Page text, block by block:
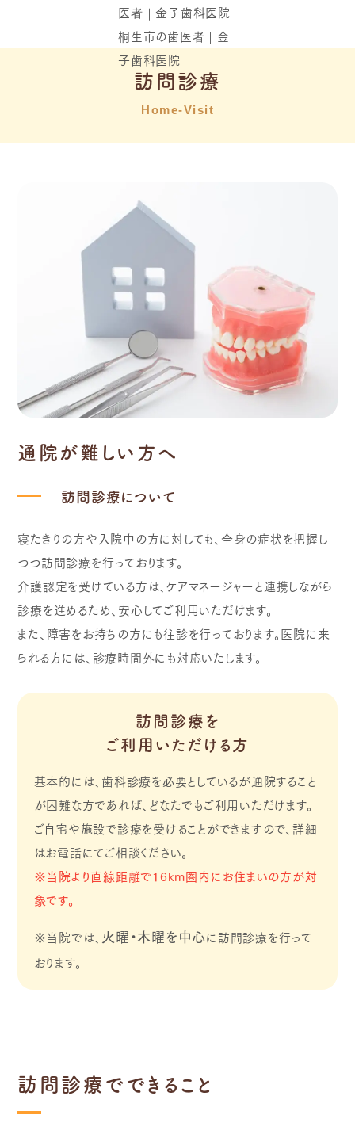
訪問診療
Home-Visit
通院が難しい方へ
訪問診療について
寝たきりの方や入院中の方に対しても、全身の症状を把握し
つつ訪問診療を行っております。
介護認定を受けている方は、ケアマネージャーと連携しながら
診療を進めるため、安心してご利用いただけます。
また、障害をお持ちの方にも往診を行っております。医院に来
られる方には、診療時間外にも対応いたします。
訪問診療を
ご利用いただける方
基本的には、歯科診療を必要としているが通院すること
が困難な方であれば、どなたでもご利用いただけます。
ご自宅や施設で診療を受けることができますので、詳細
はお電話にてご相談ください。
※当院より直線距離で16km圏内にお住まいの方が対
象です。
※当院では、 火曜・木曜を中心に訪問診療を行って
おります。
訪問診療でできること